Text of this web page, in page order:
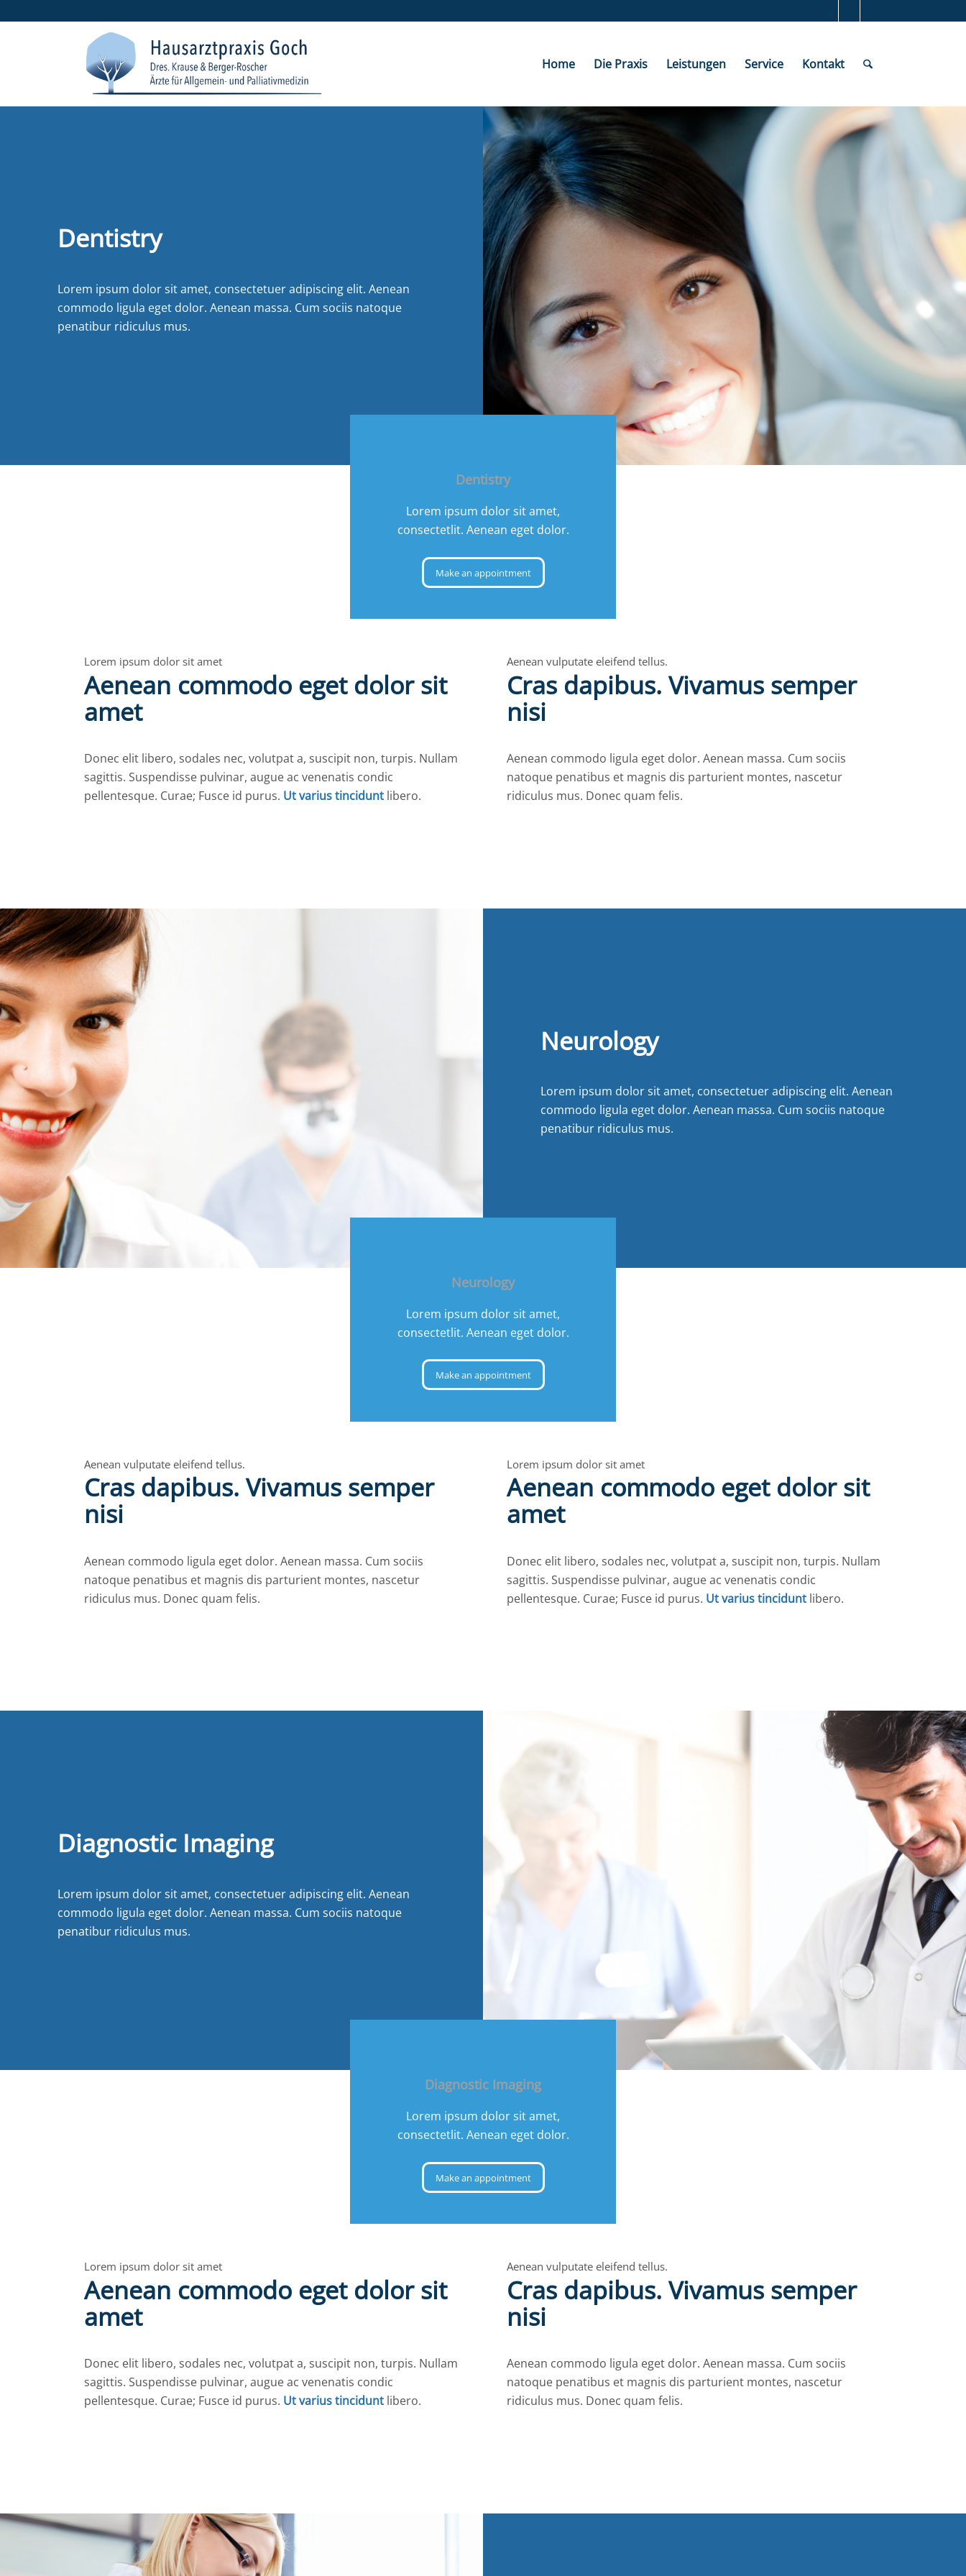
Home Die Praxis Leistungen Service Kontakt
Dentistry
Lorem ipsum dolor sit amet, consectetuer adipiscing elit. Aenean
commodo ligula eget dolor. Aenean massa. Cum sociis natoque
penatibur ridiculus mus.
Dentistry
Lorem ipsum dolor sit amet,
consectetlit. Aenean eget dolor.
Make an appointment
Lorem ipsum dolor sit amet
Aenean commodo eget dolor sit
amet
Donec elit libero, sodales nec, volutpat a, suscipit non, turpis. Nullam
sagittis. Suspendisse pulvinar, augue ac venenatis condic
pellentesque. Curae; Fusce id purus. Ut varius tincidunt libero.
Aenean vulputate eleifend tellus.
Cras dapibus. Vivamus semper
nisi
Aenean commodo ligula eget dolor. Aenean massa. Cum sociis
natoque penatibus et magnis dis parturient montes, nascetur
ridiculus mus. Donec quam felis.
Neurology
Lorem ipsum dolor sit amet, consectetuer adipiscing elit. Aenean
commodo ligula eget dolor. Aenean massa. Cum sociis natoque
penatibur ridiculus mus.
Neurology
Lorem ipsum dolor sit amet,
consectetlit. Aenean eget dolor.
Make an appointment
Aenean vulputate eleifend tellus.
Cras dapibus. Vivamus semper
nisi
Aenean commodo ligula eget dolor. Aenean massa. Cum sociis
natoque penatibus et magnis dis parturient montes, nascetur
ridiculus mus. Donec quam felis.
Lorem ipsum dolor sit amet
Aenean commodo eget dolor sit
amet
Donec elit libero, sodales nec, volutpat a, suscipit non, turpis. Nullam
sagittis. Suspendisse pulvinar, augue ac venenatis condic
pellentesque. Curae; Fusce id purus. Ut varius tincidunt libero.
Diagnostic Imaging
Lorem ipsum dolor sit amet, consectetuer adipiscing elit. Aenean
commodo ligula eget dolor. Aenean massa. Cum sociis natoque
penatibur ridiculus mus.
Diagnostic Imaging
Lorem ipsum dolor sit amet,
consectetlit. Aenean eget dolor.
Make an appointment
Lorem ipsum dolor sit amet
Aenean commodo eget dolor sit
amet
Donec elit libero, sodales nec, volutpat a, suscipit non, turpis. Nullam
sagittis. Suspendisse pulvinar, augue ac venenatis condic
pellentesque. Curae; Fusce id purus. Ut varius tincidunt libero.
Aenean vulputate eleifend tellus.
Cras dapibus. Vivamus semper
nisi
Aenean commodo ligula eget dolor. Aenean massa. Cum sociis
natoque penatibus et magnis dis parturient montes, nascetur
ridiculus mus. Donec quam felis.